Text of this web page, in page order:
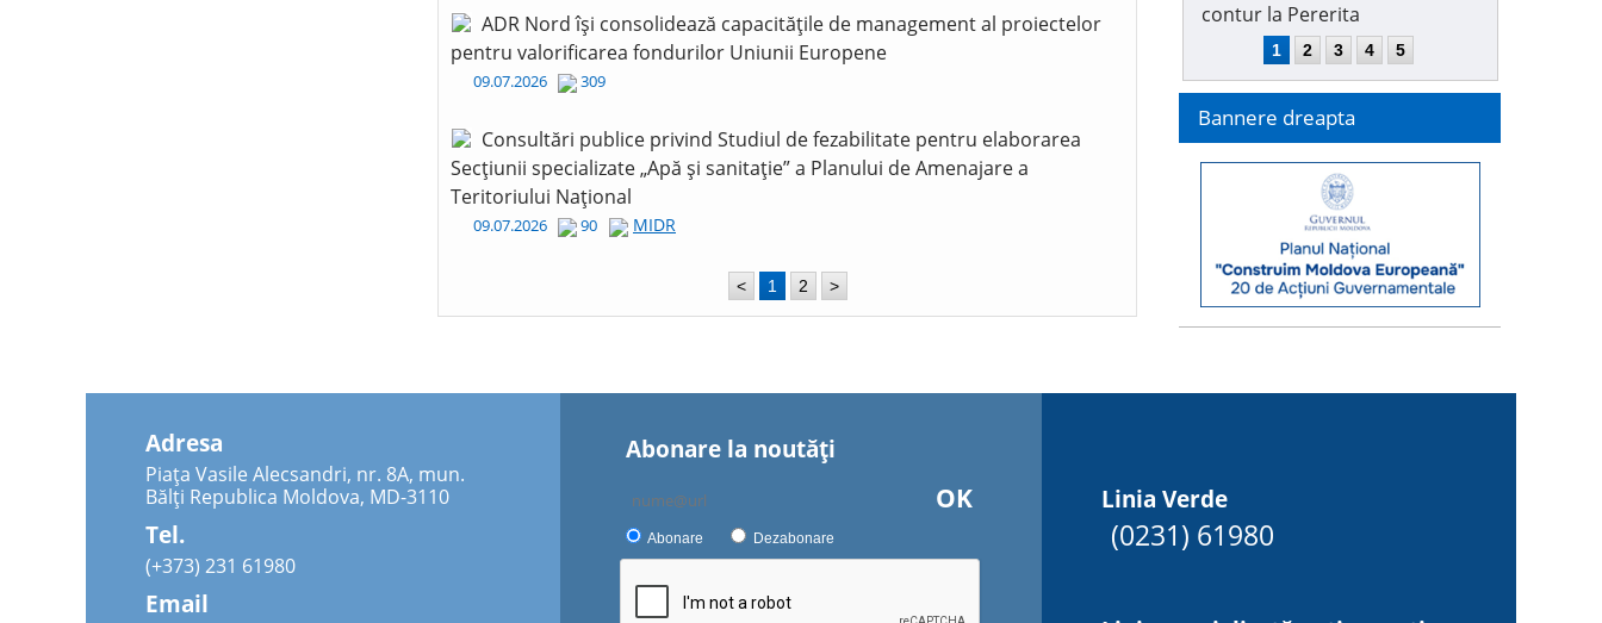
ADR Nord își consolidează capacitățile de management al proiectelor
pentru valorificarea fondurilor Uniunii Europene
09.07.2026 309
Consultări publice privind Studiul de fezabilitate pentru elaborarea
Secțiunii specializate „Apă și sanitație” a Planului de Amenajare a
Teritoriului Național
09.07.2026 90 MIDR
< 1 2 >
contur la Pererita
1 2 3 4 5
Bannere dreapta
Adresa
Piața Vasile Alecsandri, nr. 8A, mun.
Bălți Republica Moldova, MD-3110
Tel.
(+373) 231 61980
Email
Abonare la noutăţi
OK
Abonare Dezabonare
Linia Verde
(0231) 61980